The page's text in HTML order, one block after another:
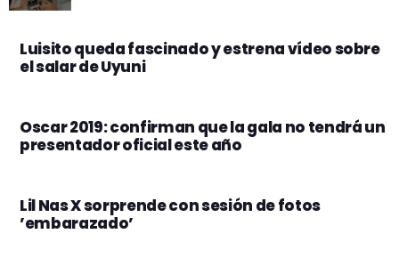
Luisito queda fascinado y estrena vídeo sobre
el salar de Uyuni
Oscar 2019: confirman que la gala no tendrá un
presentador oficial este año
Lil Nas X sorprende con sesión de fotos
’embarazado’